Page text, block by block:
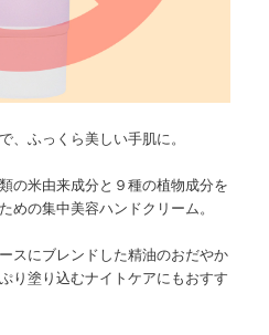
、ふっくら美しい手肌に。
の米由来成分と９種の植物成分を
めの集中美容ハンドクリーム。
スにブレンドした精油のおだやか
り塗り込むナイトケアにもおすす